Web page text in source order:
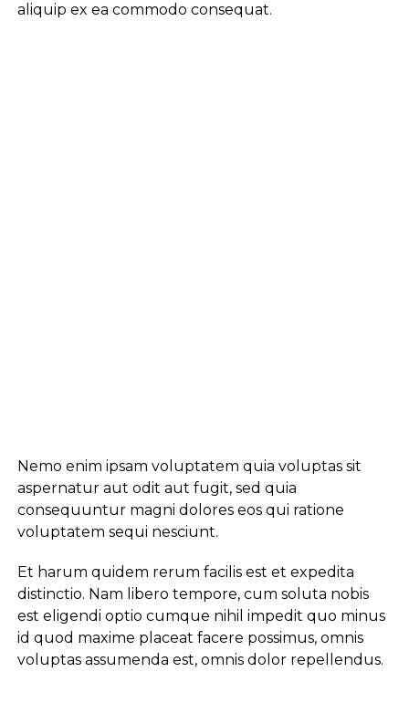
aliquip ex ea commodo consequat.
Nemo enim ipsam voluptatem quia voluptas sit
aspernatur aut odit aut fugit, sed quia
consequuntur magni dolores eos qui ratione
voluptatem sequi nesciunt.
Et harum quidem rerum facilis est et expedita
distinctio. Nam libero tempore, cum soluta nobis
est eligendi optio cumque nihil impedit quo minus
id quod maxime placeat facere possimus, omnis
voluptas assumenda est, omnis dolor repellendus.